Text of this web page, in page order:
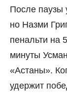
После паузы
но Назми
пенальти на
минуты
«Астаны».
удержит